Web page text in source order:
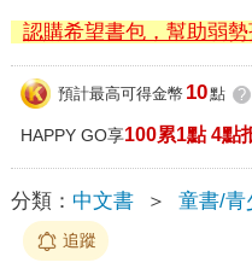
認購希望書包，幫助弱勢
預計最高可得金幣 10點 ?
HAPPY GO享100累1點 4點
分類： 中文書 ＞ 童書/青
追蹤